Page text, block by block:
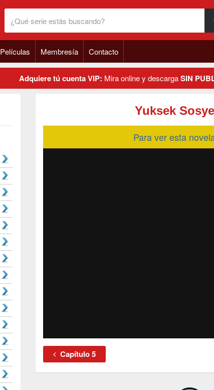
Películas Membresía Contacto
Adquiere tú cuenta VIP: Mira online y descargaSIN
Yuksek
Para ver esta
Capítulo 5